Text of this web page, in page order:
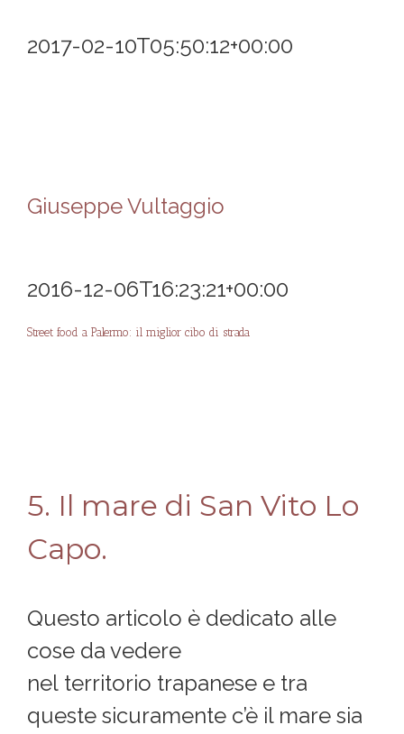
2017-02-10T05:50:12+00:00
Giuseppe Vultaggio
2016-12-06T16:23:21+00:00
Street food a Palermo: il miglior cibo di strada
5. Il mare di San Vito Lo
Capo.
Questo articolo è dedicato alle
cose da vedere
nel territorio trapanese e tra
queste sicuramente c’è il mare sia